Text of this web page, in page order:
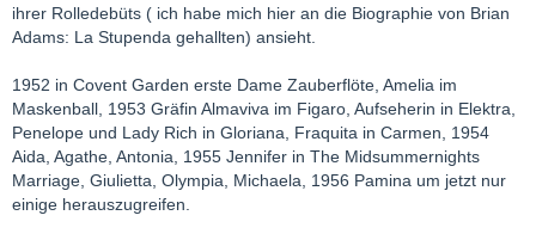
ihrer Rolledebüts ( ich habe mich hier an die Biographie von Brian
Adams: La Stupenda gehallten) ansieht.
1952 in Covent Garden erste Dame Zauberflöte, Amelia im
Maskenball, 1953 Gräfin Almaviva im Figaro, Aufseherin in Elektra,
Penelope und Lady Rich in Gloriana, Fraquita in Carmen, 1954
Aida, Agathe, Antonia, 1955 Jennifer in The Midsummernights
Marriage, Giulietta, Olympia, Michaela, 1956 Pamina um jetzt nur
einige herauszugreifen.